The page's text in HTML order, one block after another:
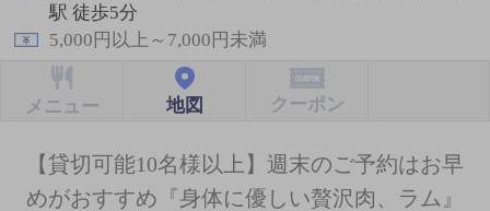
駅 徒歩5分
5,000円以上～7,000円未満
メニュー 地図 クーポン
【貸切可能10名様以上】週末のご予約はお早
めがおすすめ『身体に優しい贅沢肉、ラム』